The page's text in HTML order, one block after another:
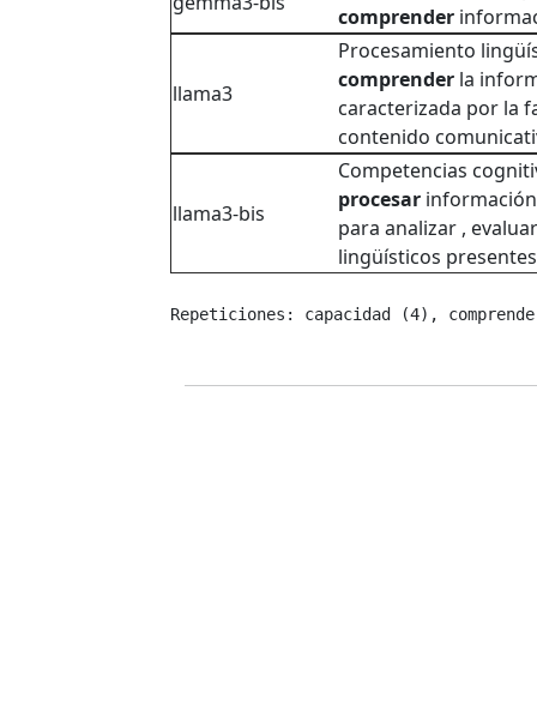
comprender
llama3
Procesamiento
comprender la
caracterizada por la
contenido
llama3-bis
Competencias
procesar
para analizar ,
lingüísticos
Repeticiones: capacidad (4),